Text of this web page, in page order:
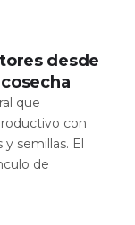
desde
que
con
semillas. El
de